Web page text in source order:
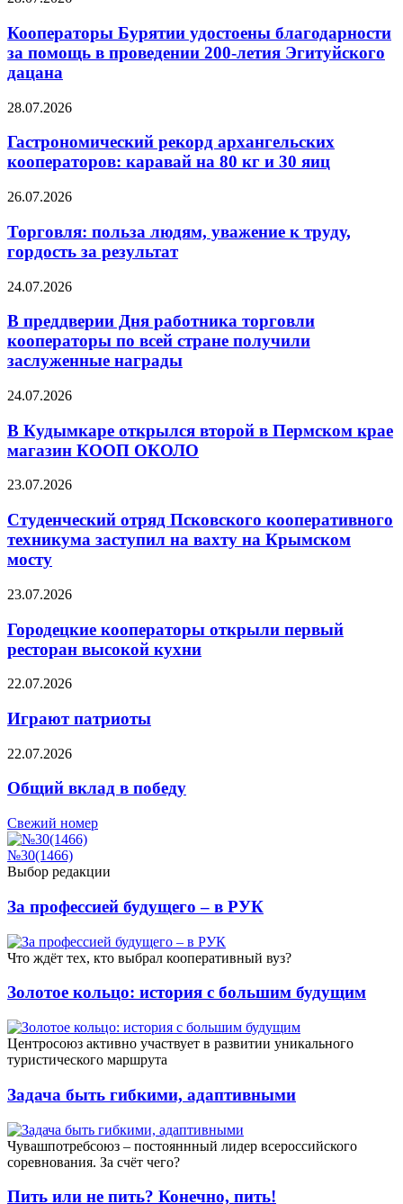
Кооператоры Бурятии удостоены благодарности
за помощь в проведении 200-летия Эгитуйского
дацана
28.07.2026
Гастрономический рекорд архангельских
кооператоров: каравай на 80 кг и 30 яиц
26.07.2026
Торговля: польза людям, уважение к труду,
гордость за результат
24.07.2026
В преддверии Дня работника торговли
кооператоры по всей стране получили
заслуженные награды
24.07.2026
В Кудымкаре открылся второй в Пермском крае
магазин КООП ОКОЛО
23.07.2026
Студенческий отряд Псковского кооперативного
техникума заступил на вахту на Крымском
мосту
23.07.2026
Городецкие кооператоры открыли первый
ресторан высокой кухни
22.07.2026
Играют патриоты
22.07.2026
Общий вклад в победу
Свежий номер
№30(1466)
Выбор редакции
За профессией будущего – в РУК
Что ждёт тех, кто выбрал кооперативный вуз?
Золотое кольцо: история с большим будущим
Центросоюз активно участвует в развитии уникального
туристического маршрута
Задача быть гибкими, адаптивными
Чувашпотребсоюз – постояннный лидер всероссийского
соревнования. За счёт чего?
Пить или не пить? Конечно, пить!